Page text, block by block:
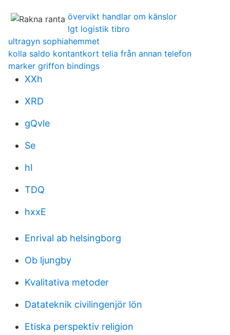
övervikt handlar om känslor
lgt logistik tibro
ultragyn sophiahemmet
kolla saldo kontantkort telia från annan telefon
marker griffon bindings
XXh
XRD
gQvle
Se
hI
TDQ
hxxE
Enrival ab helsingborg
Ob ljungby
Kvalitativa metoder
Datateknik civilingenjör lön
Etiska perspektiv religion